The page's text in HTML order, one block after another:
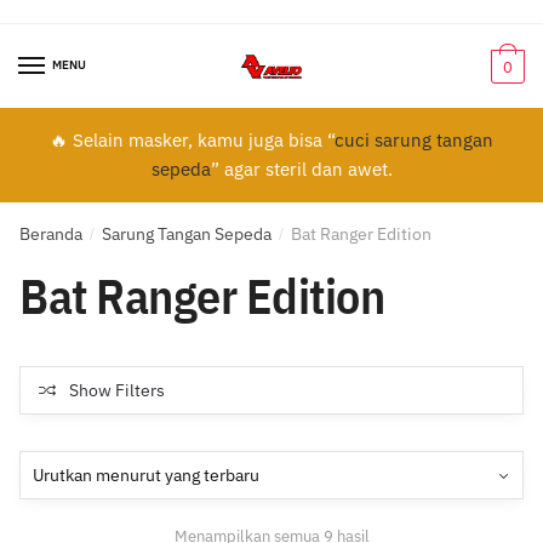
to
to
MENU 0
🔥 Selain masker, kamu juga bisa “cuci sarung tangan
sepeda” agar steril dan awet.
Beranda / Sarung Tangan Sepeda / Bat Ranger Edition
Bat Ranger Edition
Show Filters
Menampilkan semua 9 hasil